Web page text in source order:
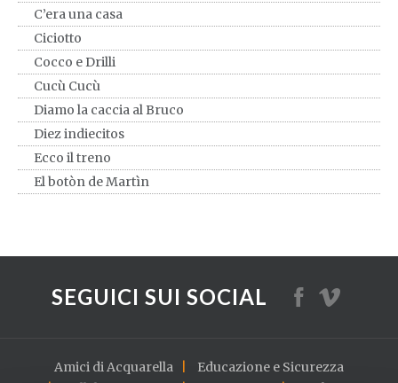
C’era una casa
Ciciotto
Cocco e Drilli
Cucù Cucù
Diamo la caccia al Bruco
Diez indiecitos
Ecco il treno
El botòn de Martìn
Fischiettando Felice
Giro giro tondo
Il Cow-Boy Piero
SEGUICI SUI SOCIAL
Amici di Acquarella
Educazione e Sicurezza